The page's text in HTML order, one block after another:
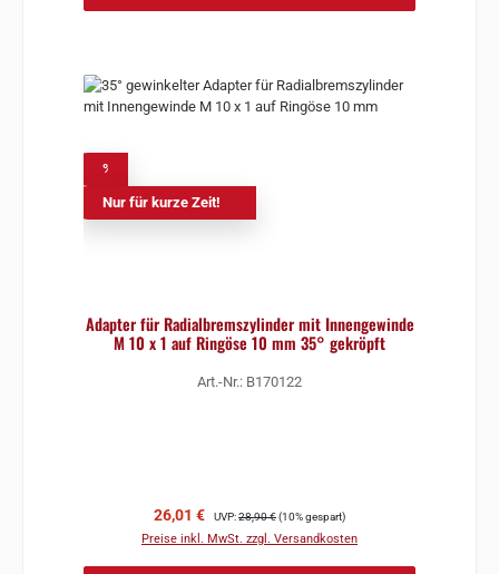
Nur für kurze Zeit!
Adapter für Radialbremszylinder mit Innengewinde
M 10 x 1 auf Ringöse 10 mm 35° gekröpft
Art.-Nr.: B170122
Verkaufspreis:
26,01 € Regulärer Preis:
UVP:28,90 €(10% gespart)
Preise inkl. MwSt. zzgl. Versandkosten